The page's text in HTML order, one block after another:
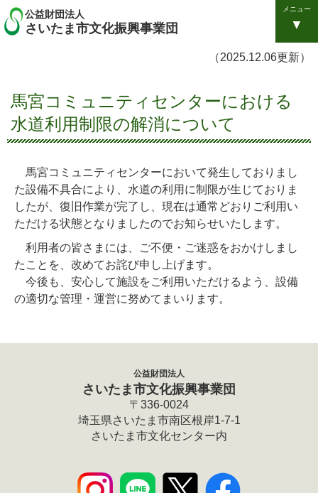
公益財団法人
さいたま市文化振興事業団
メニュー
（2025.12.06更新）
馬宮コミュニティセンターにおける
水道利用制限の解消について
馬宮コミュニティセンターにおいて発生しておりまし
た設備不具合により、水道の利用に制限が生じておりま
したが、復旧作業が完了し、現在は通常どおりご利用い
ただける状態となりましたのでお知らせいたします。
利用者の皆さまには、ご不便・ご迷惑をおかけしまし
たことを、改めてお詫び申し上げます。
今後も、安心して施設をご利用いただけるよう、設備
の適切な管理・運営に努めてまいります。
公益財団法人
さいたま市文化振興事業団
〒336-0024
埼玉県さいたま市南区根岸1-7-1
さいたま市文化センター内